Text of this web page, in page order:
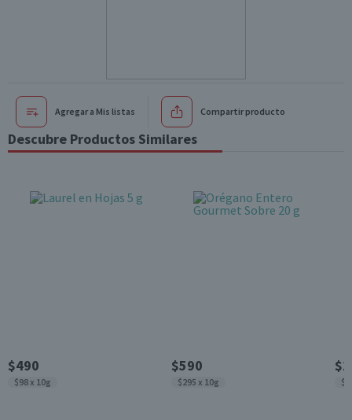
Agregar a Mis listas Compartir producto
Descubre Productos Similares
$490
$98 x 10g
$590
$295 x 10g